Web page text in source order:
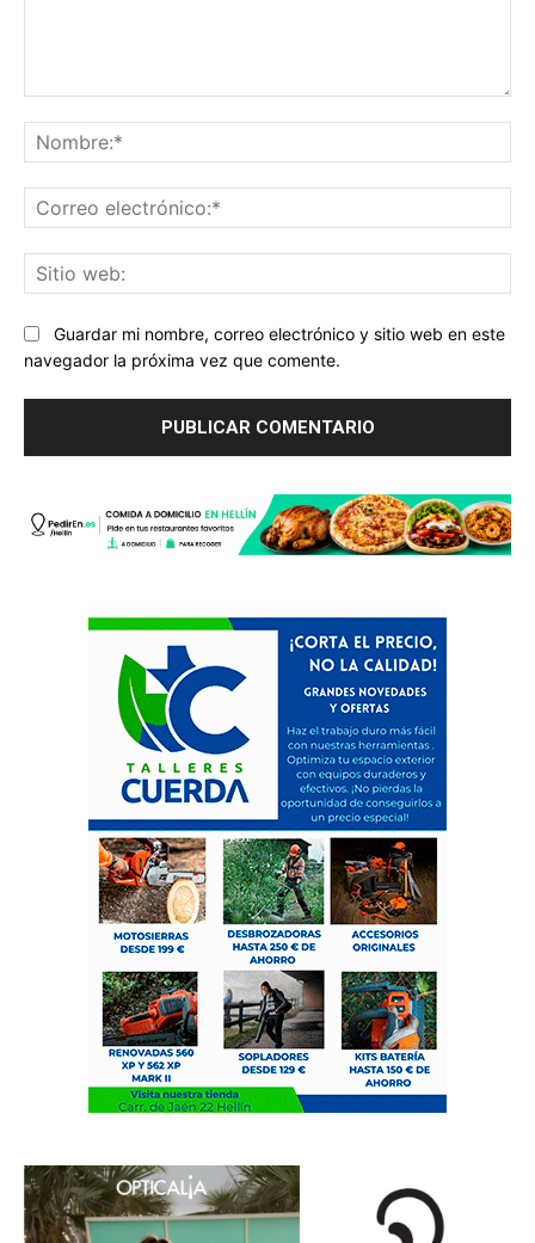
Guardar mi nombre, correo electrónico y sitio web en este
navegador la próxima vez que comente.